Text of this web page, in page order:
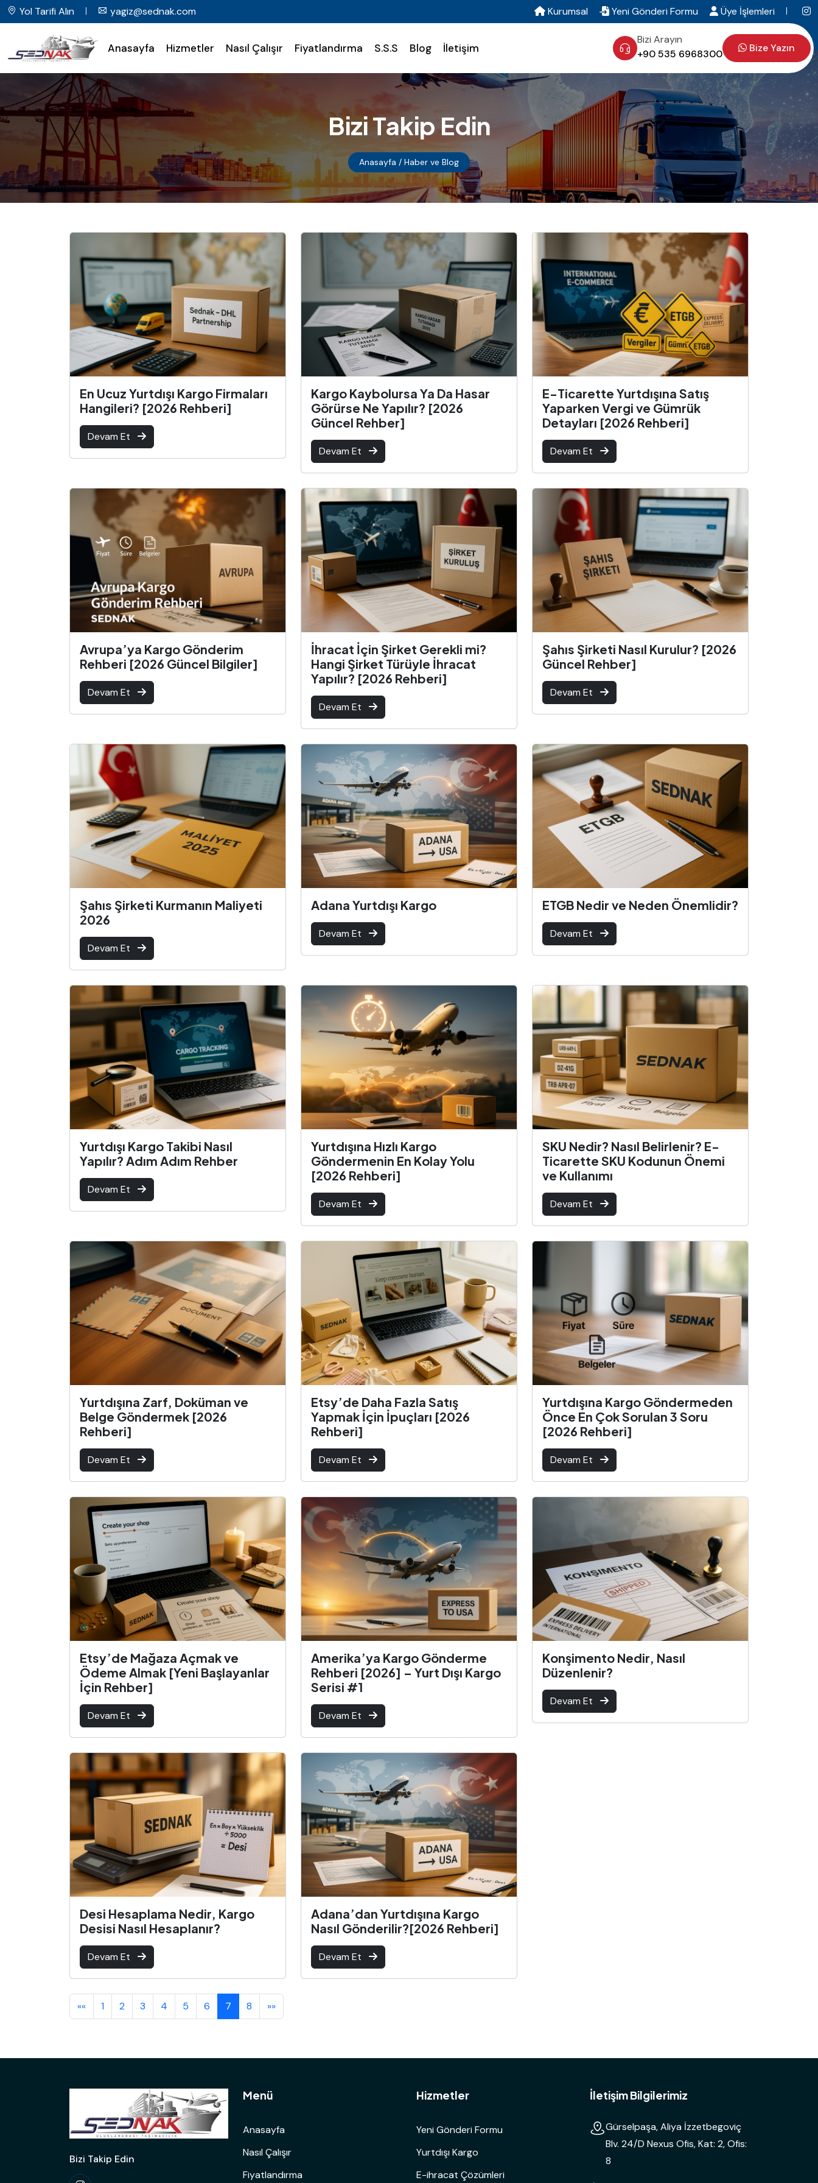
Yol Tarifi Alın yagiz@sednak.com Kurumsal Yeni Gönderi Formu Üye İşlemleri
Anasayfa Hizmetler Nasıl Çalışır Fiyatlandırma S.S.S Blog İletişim
Bizi Arayın
+90 535 6968300
Bize Yazın
Bizi Takip Edin
Anasayfa / Haber ve Blog
En Ucuz Yurtdışı Kargo Firmaları
Hangileri? [2026 Rehberi]
Devam Et
Kargo Kaybolursa Ya Da Hasar
Görürse Ne Yapılır? [2026
Güncel Rehber]
Devam Et
E-Ticarette Yurtdışına Satış
Yaparken Vergi ve Gümrük
Detayları [2026 Rehberi]
Devam Et
Avrupa’ya Kargo Gönderim
Rehberi [2026 Güncel Bilgiler]
Devam Et
İhracat İçin Şirket Gerekli mi?
Hangi Şirket Türüyle İhracat
Yapılır? [2026 Rehberi]
Devam Et
Şahıs Şirketi Nasıl Kurulur? [2026
Güncel Rehber]
Devam Et
Şahıs Şirketi Kurmanın Maliyeti
2026
Devam Et
Adana Yurtdışı Kargo
Devam Et
ETGB Nedir ve Neden Önemlidir?
Devam Et
Yurtdışı Kargo Takibi Nasıl
Yapılır? Adım Adım Rehber
Devam Et
Yurtdışına Hızlı Kargo
Göndermenin En Kolay Yolu
[2026 Rehberi]
Devam Et
SKU Nedir? Nasıl Belirlenir? E-
Ticarette SKU Kodunun Önemi
ve Kullanımı
Devam Et
Yurtdışına Zarf, Doküman ve
Belge Göndermek [2026
Rehberi]
Devam Et
Etsy’de Daha Fazla Satış
Yapmak İçin İpuçları [2026
Rehberi]
Devam Et
Yurtdışına Kargo Göndermeden
Önce En Çok Sorulan 3 Soru
[2026 Rehberi]
Devam Et
Etsy’de Mağaza Açmak ve
Ödeme Almak [Yeni Başlayanlar
İçin Rehber]
Devam Et
Amerika’ya Kargo Gönderme
Rehberi [2026] – Yurt Dışı Kargo
Serisi #1
Devam Et
Konşimento Nedir, Nasıl
Düzenlenir?
Devam Et
Desi Hesaplama Nedir, Kargo
Desisi Nasıl Hesaplanır?
Devam Et
Adana’dan Yurtdışına Kargo
Nasıl Gönderilir?[2026 Rehberi]
Devam Et
«« 1 2 3 4 5 6 7 8 »»
Bizi Takip Edin
Menü
Anasayfa
Nasıl Çalışır
Fiyatlandırma
Hizmetler
Yeni Gönderi Formu
Yurtdışı Kargo
E-ihracat Çözümleri
İletişim Bilgilerimiz
Gürselpaşa, Aliya İzzetbegoviç
Blv. 24/D Nexus Ofis, Kat: 2, Ofis:
8